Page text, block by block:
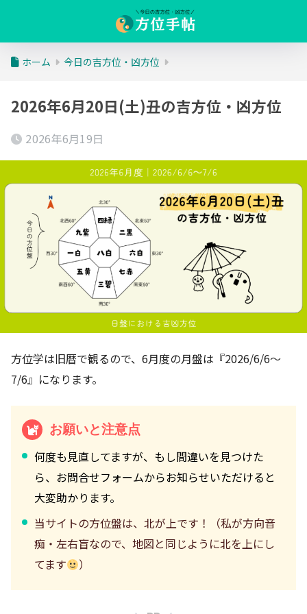
ホーム 今日の吉方位・凶方位
2026年6月20日(土)丑の吉方位・凶方位
2026年6月19日
方位学は旧暦で観るので、6月度の月盤は『2026/6/6～
7/6』になります。
お願いと注意点
何度も見直してますが、もし間違いを見つけた
ら、お問合せフォームからお知らせいただけると
大変助かります。
当サイトの方位盤は、北が上です！（私が方向音
痴・左右盲なので、地図と同じように北を上にし
てます
）